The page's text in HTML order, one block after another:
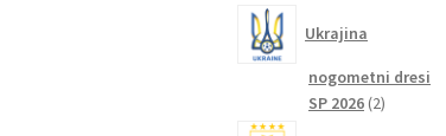
Ukrajina
nogometni dresi
SP 2026 22